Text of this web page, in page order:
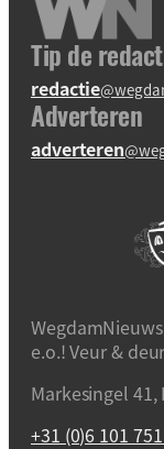
Tip de
redactie
Adverteren
adverteren
e.o.! Veur &
Markesingel 41,
+31 (0)6 101